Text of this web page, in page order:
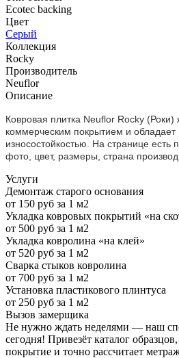
Ecotec backing
Цвет
Серый
Коллекция
Rocky
Производитель
Neuflor
Описание
Ковровая плитка Neuflor Rocky (Роки)
коммерческим покрытием и обладает
износостойкостью. На странице есть
фото, цвет, размеры, страна
Услуги
Демонтаж старого основания
от 150 руб за 1 м2
Укладка ковровых покрытий «на
от 500 руб за 1 м2
Укладка ковролина «на клей»
от 520 руб за 1 м2
Сварка стыков ковролина
от 700 руб за 1 м2
Установка пластикового плинтуса
от 250 руб за 1 м2
Вызов замерщика
Не нужно ждать неделями — наш
сегодня! Привезёт каталог
покрытие и точно рассчитает